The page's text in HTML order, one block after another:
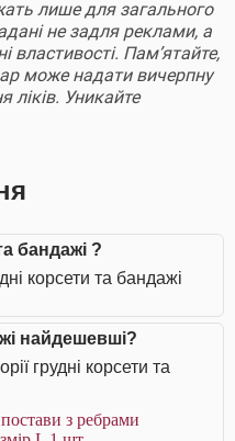
лише для загального
не задля реклами, а
властивості. Пам’ятайте,
може надати вичерпну
ліків. Уникайте
бандажі ?
корсети та бандажі
найдешевші?
грудні корсети та
з ребрами